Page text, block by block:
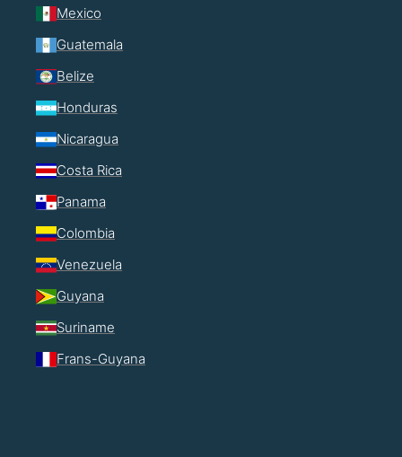
Mexico
Guatemala
Belize
Honduras
Nicaragua
Costa Rica
Panama
Colombia
Venezuela
Guyana
Suriname
Frans-Guyana